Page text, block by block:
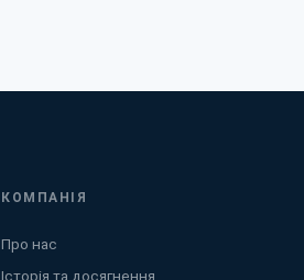
КОМПАНІЯ
Про нас
Історія та досягнення